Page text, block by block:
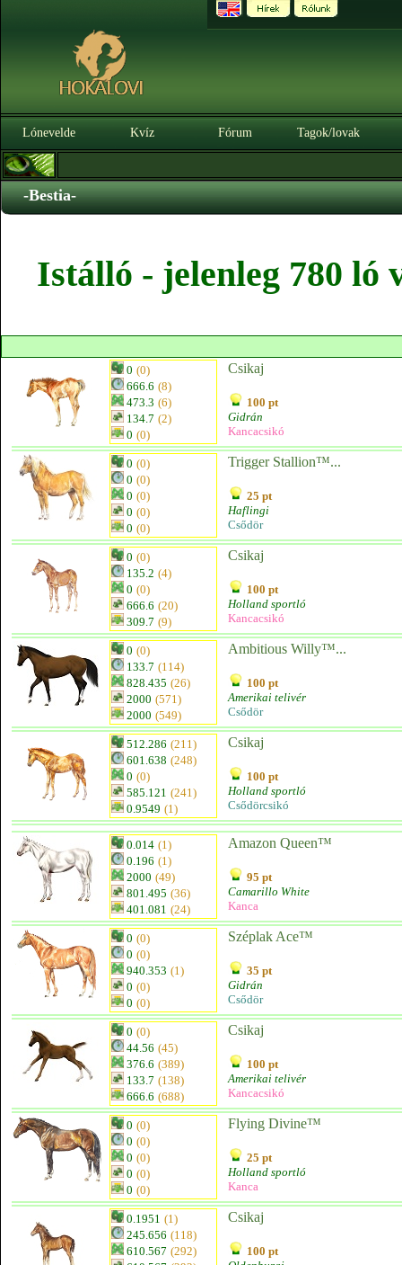
Lónevelde Kvíz Fórum Tagok/lovak
-Bestia-
Istálló - jelenleg 780 ló
0 (0)
666.6 (8)
473.3 (6)
134.7 (2)
0 (0)
Csikaj
100 pt
Gidrán
Kancacsikó
0 (0)
0 (0)
0 (0)
0 (0)
0 (0)
Trigger Stallion™...
25 pt
Haflingi
Csődör
0 (0)
135.2 (4)
0 (0)
666.6 (20)
309.7 (9)
Csikaj
100 pt
Holland sportló
Kancacsikó
0 (0)
133.7 (114)
828.435 (26)
2000 (571)
2000 (549)
Ambitious Willy™...
100 pt
Amerikai telivér
Csődör
512.286 (211)
601.638 (248)
0 (0)
585.121 (241)
0.9549 (1)
Csikaj
100 pt
Holland sportló
Csődörcsikó
0.014 (1)
0.196 (1)
2000 (49)
801.495 (36)
401.081 (24)
Amazon Queen™
95 pt
Camarillo White
Kanca
0 (0)
0 (0)
940.353 (1)
0 (0)
0 (0)
Széplak Ace™
35 pt
Gidrán
Csődör
0 (0)
44.56 (45)
376.6 (389)
133.7 (138)
666.6 (688)
Csikaj
100 pt
Amerikai telivér
Kancacsikó
0 (0)
0 (0)
0 (0)
0 (0)
0 (0)
Flying Divine™
25 pt
Holland sportló
Kanca
0.1951 (1)
245.656 (118)
610.567 (292)
Csikaj
100 pt